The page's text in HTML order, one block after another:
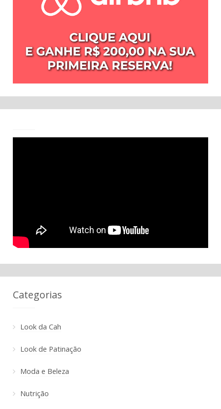
Categorias
Look da Cah
Look de Patinação
Moda e Beleza
Nutrição